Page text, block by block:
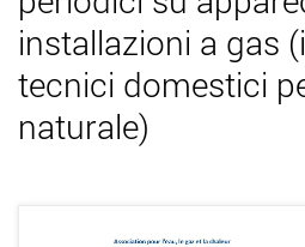
installazioni a gas
tecnici domestici
naturale)